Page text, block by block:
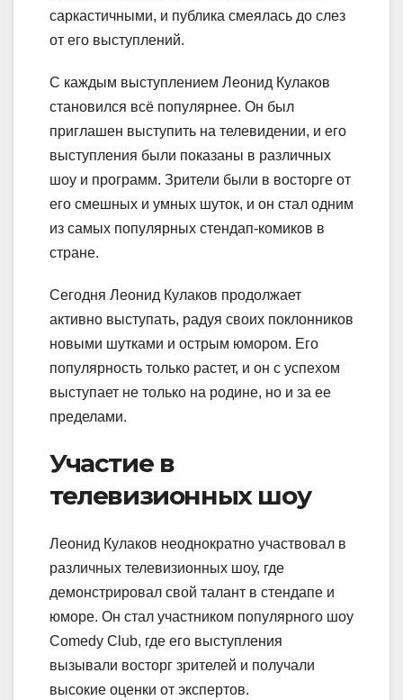
саркастичными, и публика смеялась до слез
от его выступлений.
С каждым выступлением Леонид Кулаков
становился всё популярнее. Он был
приглашен выступить на телевидении, и его
выступления были показаны в различных
шоу и программ. Зрители были в восторге от
его смешных и умных шуток, и он стал одним
из самых популярных стендап-комиков в
стране.
Сегодня Леонид Кулаков продолжает
активно выступать, радуя своих поклонников
новыми шутками и острым юмором. Его
популярность только растет, и он с успехом
выступает не только на родине, но и за ее
пределами.
Участие в
телевизионных шоу
Леонид Кулаков неоднократно участвовал в
различных телевизионных шоу, где
демонстрировал свой талант в стендапе и
юморе. Он стал участником популярного шоу
Comedy Club, где его выступления
вызывали восторг зрителей и получали
высокие оценки от экспертов.